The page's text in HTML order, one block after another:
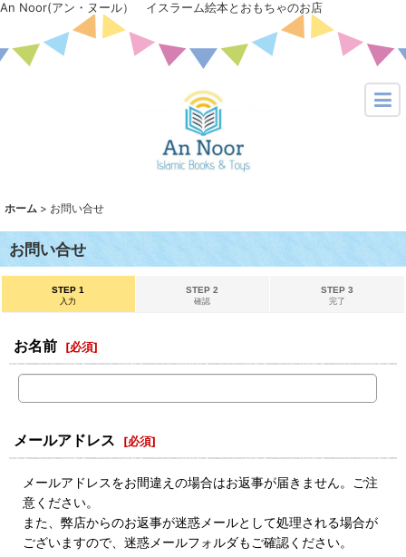
An Noor(アン・ヌール） イスラーム絵本とおもちゃのお店
ホーム > お問い合せ
お問い合せ
STEP 1
入力
STEP 2
確認
STEP 3
完了
お名前 [必須]
メールアドレス [必須]
メールアドレスをお間違えの場合はお返事が届きません。ご注
意ください。
また、弊店からのお返事が迷惑メールとして処理される場合が
ございますので、迷惑メールフォルダもご確認ください。